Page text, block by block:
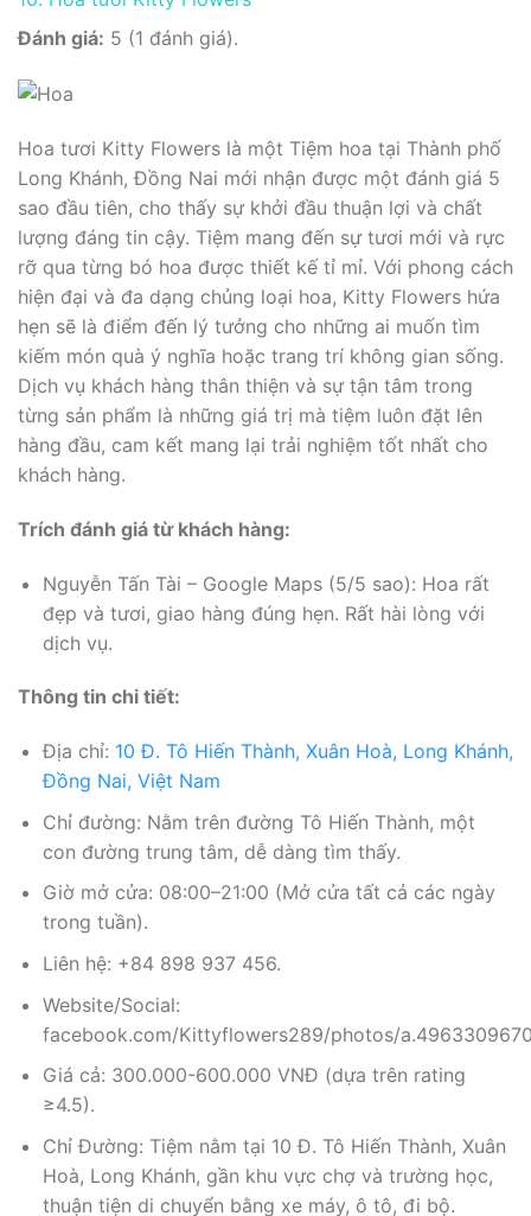
Đánh giá: 5 (1 đánh giá).
Hoa tươi Kitty Flowers là một Tiệm hoa tại Thành phố
Long Khánh, Đồng Nai mới nhận được một đánh giá 5
sao đầu tiên, cho thấy sự khởi đầu thuận lợi và chất
lượng đáng tin cậy. Tiệm mang đến sự tươi mới và rực
rỡ qua từng bó hoa được thiết kế tỉ mỉ. Với phong cách
hiện đại và đa dạng chủng loại hoa, Kitty Flowers hứa
hẹn sẽ là điểm đến lý tưởng cho những ai muốn tìm
kiếm món quà ý nghĩa hoặc trang trí không gian sống.
Dịch vụ khách hàng thân thiện và sự tận tâm trong
từng sản phẩm là những giá trị mà tiệm luôn đặt lên
hàng đầu, cam kết mang lại trải nghiệm tốt nhất cho
khách hàng.
Trích đánh giá từ khách hàng:
Nguyễn Tấn Tài – Google Maps (5/5 sao): Hoa rất
đẹp và tươi, giao hàng đúng hẹn. Rất hài lòng với
dịch vụ.
Thông tin chi tiết:
Địa chỉ: 10 Đ. Tô Hiến Thành, Xuân Hoà, Long Khánh,
Đồng Nai, Việt Nam
Chỉ đường: Nằm trên đường Tô Hiến Thành, một
con đường trung tâm, dễ dàng tìm thấy.
Giờ mở cửa: 08:00–21:00 (Mở cửa tất cả các ngày
trong tuần).
Liên hệ: +84 898 937 456.
Website/Social:
facebook.com/Kittyflowers289/photos/
Giá cả: 300.000-600.000 VNĐ (dựa trên rating
≥4.5).
Chỉ Đường: Tiệm nằm tại 10 Đ. Tô Hiến Thành, Xuân
Hoà, Long Khánh, gần khu vực chợ và trường học,
thuận tiện di chuyển bằng xe máy, ô tô, đi bộ.